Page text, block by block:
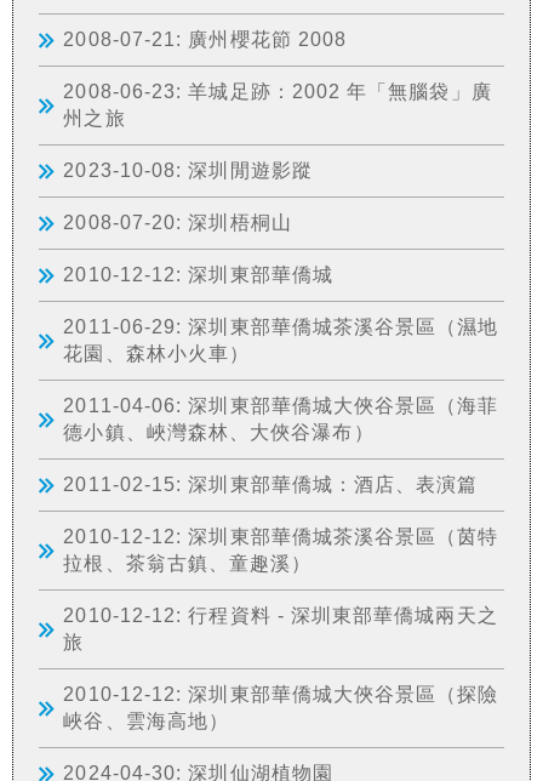
2008-07-21: 廣州櫻花節 2008
2008-06-23: 羊城足跡：2002 年「無腦袋」廣
州之旅
2023-10-08: 深圳閒遊影蹤
2008-07-20: 深圳梧桐山
2010-12-12: 深圳東部華僑城
2011-06-29: 深圳東部華僑城茶溪谷景區（濕地
花園、森林小火車）
2011-04-06: 深圳東部華僑城大俠谷景區（海菲
德小鎮、峽灣森林、大俠谷瀑布）
2011-02-15: 深圳東部華僑城：酒店、表演篇
2010-12-12: 深圳東部華僑城茶溪谷景區（茵特
拉根、茶翁古鎮、童趣溪）
2010-12-12: 行程資料 - 深圳東部華僑城兩天之
旅
2010-12-12: 深圳東部華僑城大俠谷景區（探險
峽谷、雲海高地）
2024-04-30: 深圳仙湖植物園